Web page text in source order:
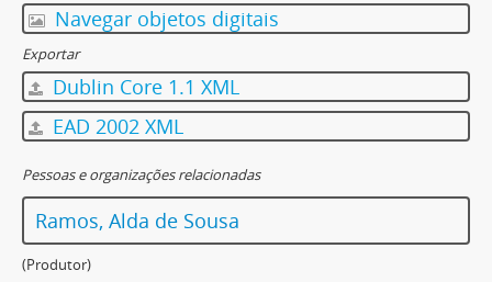
Navegar objetos digitais
Exportar
Dublin Core 1.1 XML
EAD 2002 XML
Pessoas e organizações relacionadas
Ramos, Alda de Sousa
(Produtor)